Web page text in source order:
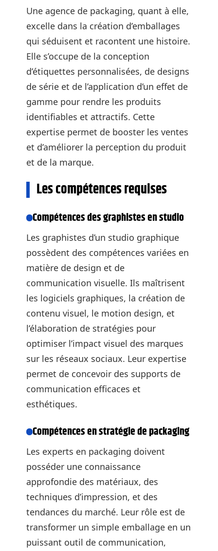
Une agence de packaging, quant à elle,
excelle dans la création d’emballages
qui séduisent et racontent une histoire.
Elle s’occupe de la conception
d’étiquettes personnalisées, de designs
de série et de l’application d’un effet de
gamme pour rendre les produits
identifiables et attractifs. Cette
expertise permet de booster les ventes
et d’améliorer la perception du produit
et de la marque.
Les compétences requises
Compétences des graphistes en studio
Les graphistes d’un studio graphique
possèdent des compétences variées en
matière de design et de
communication visuelle. Ils maîtrisent
les logiciels graphiques, la création de
contenu visuel, le motion design, et
l’élaboration de stratégies pour
optimiser l’impact visuel des marques
sur les réseaux sociaux. Leur expertise
permet de concevoir des supports de
communication efficaces et
esthétiques.
Compétences en stratégie de packaging
Les experts en packaging doivent
posséder une connaissance
approfondie des matériaux, des
techniques d’impression, et des
tendances du marché. Leur rôle est de
transformer un simple emballage en un
puissant outil de communication,